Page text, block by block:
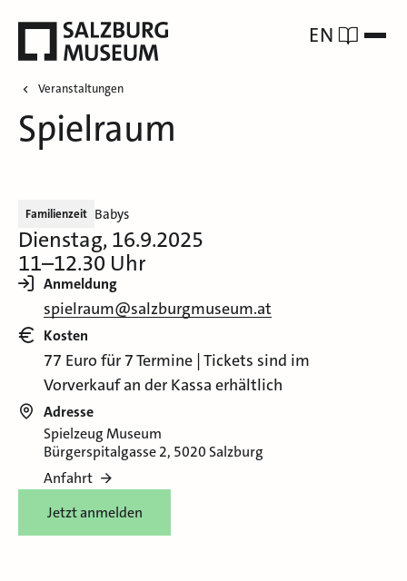
EN
Veranstaltungen
Spielraum
Familienzeit Babys
Dienstag, 16.9.2025
11–12.30 Uhr
Anmeldung
spielraum@salzburgmuseum.at
Kosten
77 Euro für 7 Termine | Tickets sind im
Vorverkauf an der Kassa erhältlich
Adresse
Spielzeug Museum
Bürgerspitalgasse 2, 5020 Salzburg
Anfahrt
Jetzt anmelden